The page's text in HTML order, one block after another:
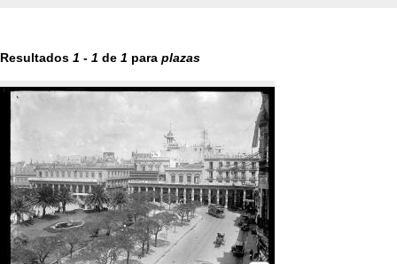
Resultados 1 - 1 de 1 para plazas